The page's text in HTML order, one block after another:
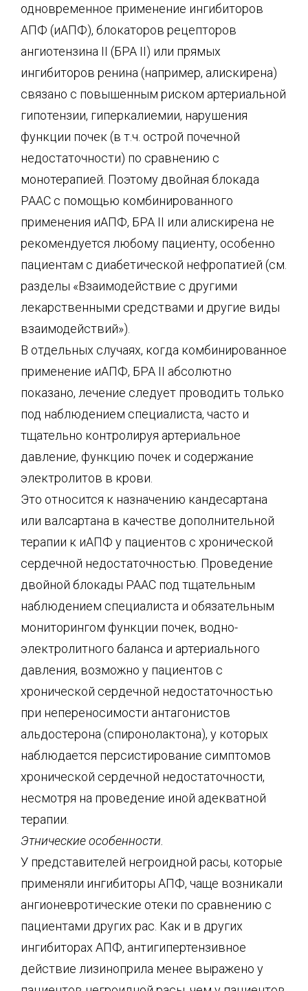
одновременное применение ингибиторов
АПФ (иАПФ), блокаторов рецепторов
ангиотензина II (БРА II) или прямых
ингибиторов ренина (например, алискирена)
связано с повышенным риском артериальной
гипотензии, гиперкалиемии, нарушения
функции почек (в т.ч. острой почечной
недостаточности) по сравнению с
монотерапией. Поэтому двойная блокада
РААС с помощью комбинированного
применения иАПФ, БРА II или алискирена не
рекомендуется любому пациенту, особенно
пациентам с диабетической нефропатией (см.
разделы «Взаимодействие с другими
лекарственными средствами и другие виды
взаимодействий»).
В отдельных случаях, когда комбинированное
применение иАПФ, БРА II абсолютно
показано, лечение следует проводить только
под наблюдением специалиста, часто и
тщательно контролируя артериальное
давление, функцию почек и содержание
электролитов в крови.
Это относится к назначению кандесартана
или валсартана в качестве дополнительной
терапии к иАПФ у пациентов с хронической
сердечной недостаточностью. Проведение
двойной блокады РААС под тщательным
наблюдением специалиста и обязательным
мониторингом функции почек, водно-
электролитного баланса и артериального
давления, возможно у пациентов с
хронической сердечной недостаточностью
при непереносимости антагонистов
альдостерона (спиронолактона), у которых
наблюдается персистирование симптомов
хронической сердечной недостаточности,
несмотря на проведение иной адекватной
терапии.
Этнические особенности.
У представителей негроидной расы, которые
применяли ингибиторы АПФ, чаще возникали
ангионевротические отеки по сравнению с
пациентами других рас. Как и в других
ингибиторах АПФ, антигипертензивное
действие лизиноприла менее выражено у